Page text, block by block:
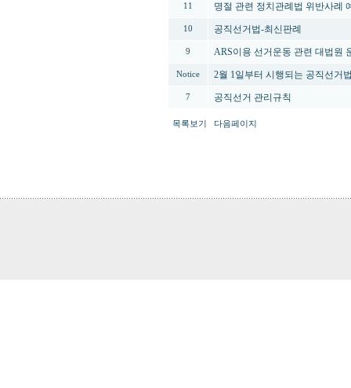
11 명절 관련 정치관례법 위반사례
10 공직선거법-최신판례
9 ARS이용 선거운동 관련 대법원
Notice 2월 1일부터 시행되는 공직선거
7 공직선거 관리규칙
목록보기 다음페이지